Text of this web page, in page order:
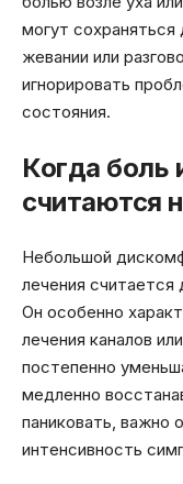
могут сохраняться
жевании или
игнорировать
состояния.
Когда боль
считаются
Небольшой
лечения считается
Он особенно
лечения каналов
постепенно
медленно
паниковать, важно
интенсивность